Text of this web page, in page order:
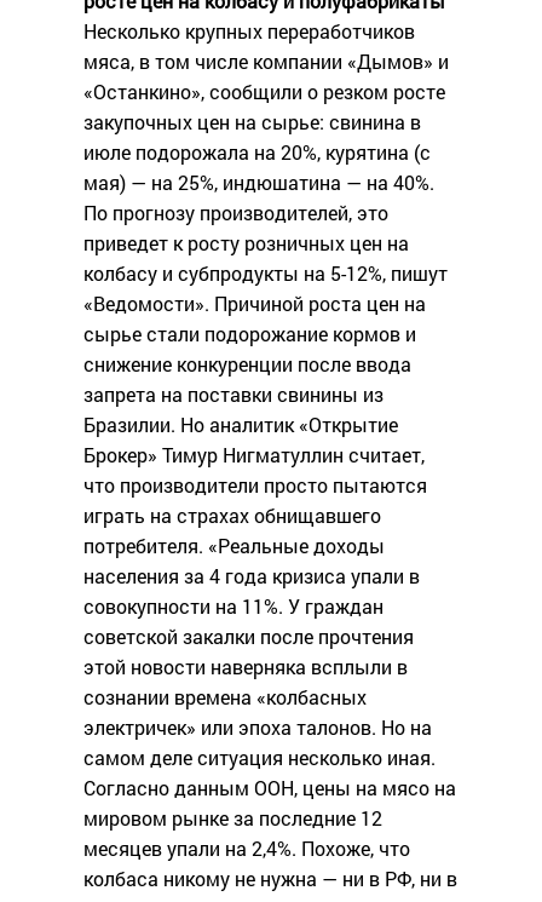
Несколько крупных переработчиков
мяса, в том числе компании «Дымов» и
«Останкино», сообщили о резком росте
закупочных цен на сырье: свинина в
июле подорожала на 20%, курятина (с
мая) — на 25%, индюшатина — на 40%.
По прогнозу производителей, это
приведет к росту розничных цен на
колбасу и субпродукты на 5-12%, пишут
«Ведомости». Причиной роста цен на
сырье стали подорожание кормов и
снижение конкуренции после ввода
запрета на поставки свинины из
Бразилии. Но аналитик «Открытие
Брокер» Тимур Нигматуллин считает,
что производители просто пытаются
играть на страхах обнищавшего
потребителя. «Реальные доходы
населения за 4 года кризиса упали в
совокупности на 11%. У граждан
советской закалки после прочтения
этой новости наверняка всплыли в
сознании времена «колбасных
электричек» или эпоха талонов. Но на
самом деле ситуация несколько иная.
Согласно данным ООН, цены на мясо на
мировом рынке за последние 12
месяцев упали на 2,4%. Похоже, что
колбаса никому не нужна — ни в РФ, ни в